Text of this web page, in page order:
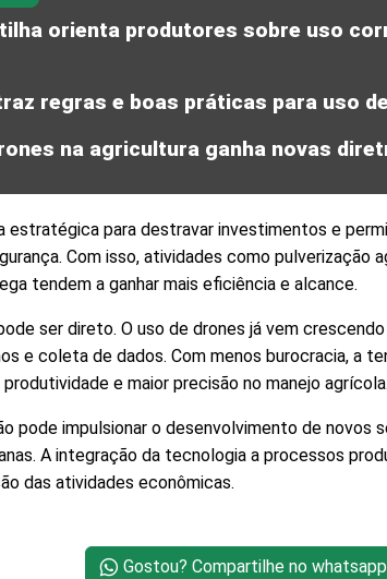
orienta produtores sobre uso
regras e boas práticas para uso
na agricultura ganha novas
estratégica para destravar investimentos e
Com isso, atividades como pulverização
tendem a ganhar mais eficiência e alcance.
ser direto. O uso de drones já vem
e coleta de dados. Com menos burocracia, a
e maior precisão no manejo agrícola.
pode impulsionar o desenvolvimento de novos
A integração da tecnologia a processos
das atividades econômicas.
Gostou? Compartilhe no